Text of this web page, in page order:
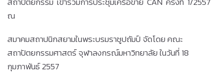
ณ
สมาคมสถาปนิกสยามในพระบรมราชูปถัมป์ จัดโดย คณะ
สถาปัตยกรรมศาสตร์ จุฬาลงกรณ์มหาวิทยาลัย ในวันที่ 18
กุมภาพันธ์ 2557